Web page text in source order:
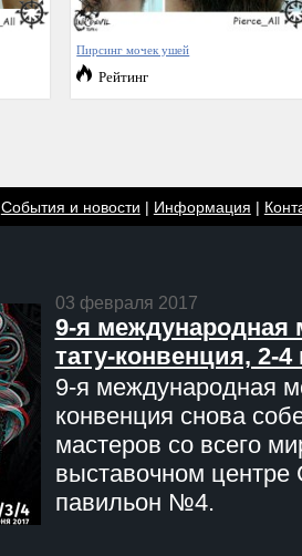
Пирсинг мочек ушей
Рейтинг
События и новости | Информация |
03 февраля 2017
9-я международная
тату-конвенция, 2-
9-я международная
конвенция снова
мастеров со всего
выставочном центре
павильон №4.